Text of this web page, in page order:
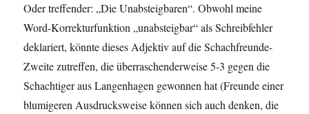
Oder treffender: „Die Unabsteigbaren“. Obwohl meine
Word-Korrekturfunktion „unabsteigbar“ als Schreibfehler
deklariert, könnte dieses Adjektiv auf die Schachfreunde-
Zweite zutreffen, die überraschenderweise 5-3 gegen die
Schachtiger aus Langenhagen gewonnen hat (Freunde einer
blumigeren Ausdrucksweise können sich auch denken, die